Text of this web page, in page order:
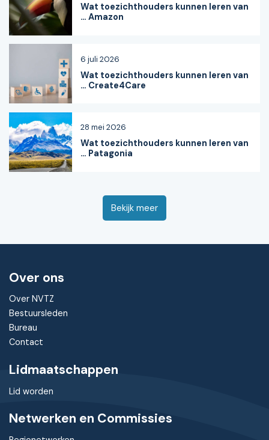
Wat toezichthouders kunnen leren van
… Amazon
Wat toezichthouders kunnen leren van
… Create4Care
6 juli 2026
Wat toezichthouders kunnen leren van
… Patagonia
28 mei 2026
Bekijk meer
Over ons
Over NVTZ
Bestuursleden
Bureau
Contact
Lidmaatschappen
Lid worden
Netwerken en Commissies